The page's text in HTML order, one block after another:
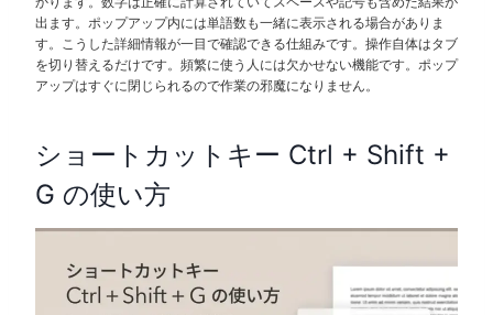
出ます。ポップアップ内には単語数も一緒に表示される場合がありま
す。こうした詳細情報が一目で確認できる仕組みです。操作自体はタブ
を切り替えるだけです。頻繁に使う人には欠かせない機能です。ポップ
アップはすぐに閉じられるので作業の邪魔になりません。
ショートカットキー Ctrl + Shift +
G の使い方